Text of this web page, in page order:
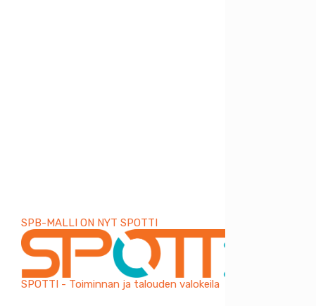
SPB-MALLI ON NYT SPOTTI
SPOTTI - Toiminnan ja talouden valokeila